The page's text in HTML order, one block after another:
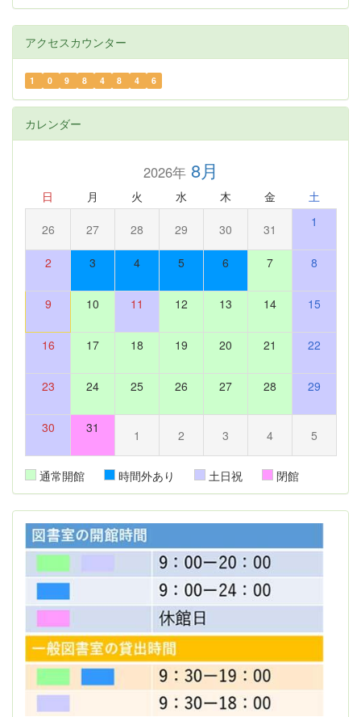
アクセスカウンター
1 0 9 8 4 8 4 6
カレンダー
2026年8月
日 月 火 水 木 金 土
26 27 28 29 30 31 1
2 3 4 5 6 7 8
9 10 11 12 13 14 15
16 17 18 19 20 21 22
23 24 25 26 27 28 29
30 31 1 2 3 4 5
通常開館 時間外あり 土日祝 閉館